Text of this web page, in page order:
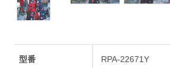
型番 RPA-22671Y